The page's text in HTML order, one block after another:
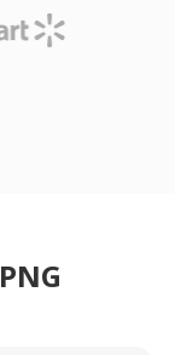
كيفية تحويل RGF إلى PNG